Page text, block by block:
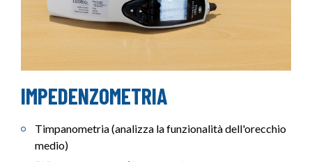
IMPEDENZOMETRIA
Timpanometria (analizza la funzionalità dell'orecchio
medio)